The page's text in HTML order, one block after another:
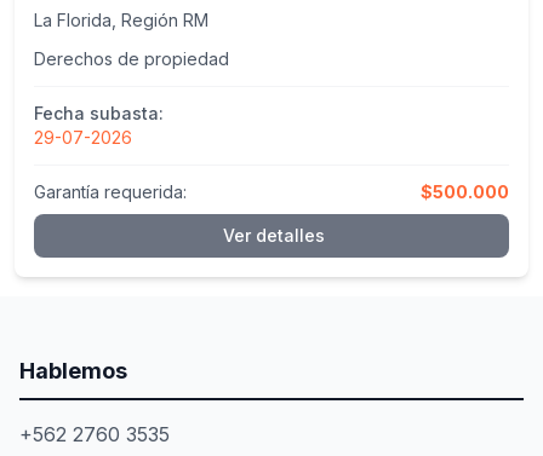
La Florida, Región RM
Derechos de propiedad
Fecha subasta:
29-07-2026
Garantía requerida: $500.000
Ver detalles
Hablemos
+562 2760 3535